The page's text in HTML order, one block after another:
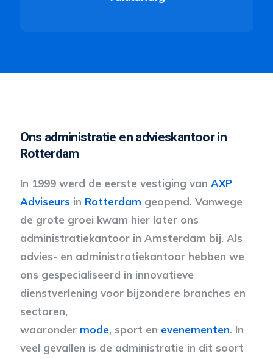
Ons administratie en advieskantoor in
Rotterdam
In 1999 werd de eerste vestiging van AXP
Adviseursin Rotterdam geopend. Vanwege
de grote groei kwam hier later ons
administratiekantoor in Amsterdam bij. Als
advies- en administratiekantoor hebben we
ons gespecialiseerd in innovatieve
dienstverlening voor bijzondere branches en
sectoren,
waaronder mode, sport en evenementen. In
veel gevallen is de administratie in dit soort